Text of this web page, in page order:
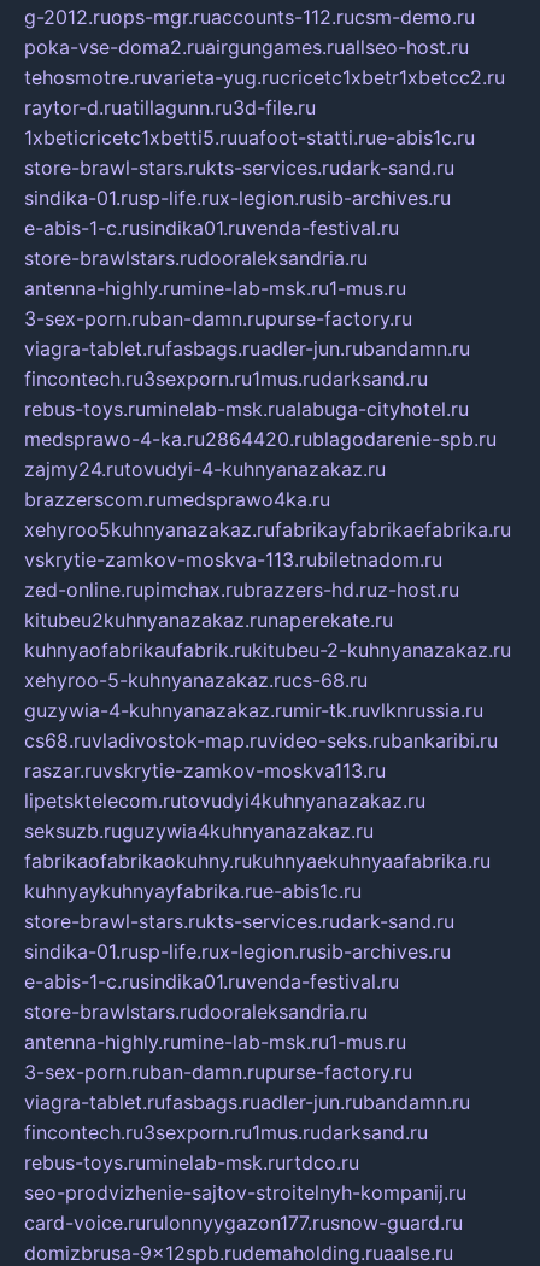
g-2012.ruops-mgr.ruaccounts-112.rucsm-demo.ru
poka-vse-doma2.ruairgungames.ruallseo-host.ru
tehosmotre.ruvarieta-yug.rucricetc1xbetr1xbetcc2.ru
raytor-d.ruatillagunn.ru3d-file.ru
1xbeticricetc1xbetti5.ruuafoot-statti.rue-abis1c.ru
store-brawl-stars.rukts-services.rudark-sand.ru
sindika-01.rusp-life.rux-legion.rusib-archives.ru
e-abis-1-c.rusindika01.ruvenda-festival.ru
store-brawlstars.rudooraleksandria.ru
antenna-highly.rumine-lab-msk.ru1-mus.ru
3-sex-porn.ruban-damn.rupurse-factory.ru
viagra-tablet.rufasbags.ruadler-jun.rubandamn.ru
fincontech.ru3sexporn.ru1mus.rudarksand.ru
rebus-toys.ruminelab-msk.rualabuga-cityhotel.ru
medsprawo-4-ka.ru2864420.rublagodarenie-spb.ru
zajmy24.rutovudyi-4-kuhnyanazakaz.ru
brazzerscom.rumedsprawo4ka.ru
xehyroo5kuhnyanazakaz.rufabrikayfabrikaefabrika.ru
vskrytie-zamkov-moskva-113.rubiletnadom.ru
zed-online.rupimchax.rubrazzers-hd.ruz-host.ru
kitubeu2kuhnyanazakaz.runaperekate.ru
kuhnyaofabrikaufabrik.rukitubeu-2-kuhnyanazakaz.ru
xehyroo-5-kuhnyanazakaz.rucs-68.ru
guzywia-4-kuhnyanazakaz.rumir-tk.ruvlknrussia.ru
cs68.ruvladivostok-map.ruvideo-seks.rubankaribi.ru
raszar.ruvskrytie-zamkov-moskva113.ru
lipetsktelecom.rutovudyi4kuhnyanazakaz.ru
seksuzb.ruguzywia4kuhnyanazakaz.ru
fabrikaofabrikaokuhny.rukuhnyaekuhnyaafabrika.ru
kuhnyaykuhnyayfabrika.rue-abis1c.ru
store-brawl-stars.rukts-services.rudark-sand.ru
sindika-01.rusp-life.rux-legion.rusib-archives.ru
e-abis-1-c.rusindika01.ruvenda-festival.ru
store-brawlstars.rudooraleksandria.ru
antenna-highly.rumine-lab-msk.ru1-mus.ru
3-sex-porn.ruban-damn.rupurse-factory.ru
viagra-tablet.rufasbags.ruadler-jun.rubandamn.ru
fincontech.ru3sexporn.ru1mus.rudarksand.ru
rebus-toys.ruminelab-msk.rurtdco.ru
seo-prodvizhenie-sajtov-stroitelnyh-kompanij.ru
card-voice.rurulonnyygazon177.rusnow-guard.ru
domizbrusa-9x12spb.rudemaholding.ruaalse.ru